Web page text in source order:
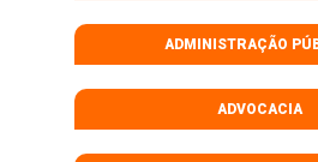
ADMINISTRAÇÃO
ADVOCACIA